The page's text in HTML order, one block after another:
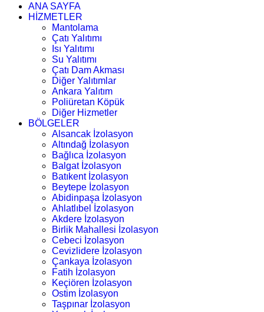
ANA SAYFA
HİZMETLER
Mantolama
Çatı Yalıtımı
Isı Yalıtımı
Su Yalıtımı
Çatı Dam Akması
Diğer Yalıtımlar
Ankara Yalıtım
Poliüretan Köpük
Diğer Hizmetler
BÖLGELER
Alsancak İzolasyon
Altındağ İzolasyon
Bağlıca İzolasyon
Balgat İzolasyon
Batıkent İzolasyon
Beytepe İzolasyon
Abidinpaşa İzolasyon
Ahlatlıbel İzolasyon
Akdere İzolasyon
Birlik Mahallesi İzolasyon
Cebeci İzolasyon
Cevizlidere İzolasyon
Çankaya İzolasyon
Fatih İzolasyon
Keçiören İzolasyon
Ostim İzolasyon
Taşpınar İzolasyon